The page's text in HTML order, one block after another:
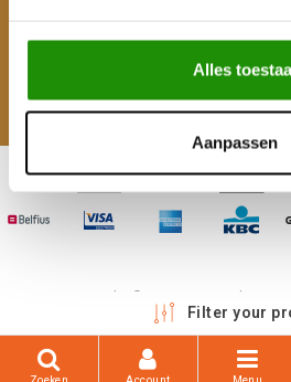
Alles
Aanpassen
Copyright © 2026 - 4WD Shop |
Filter your